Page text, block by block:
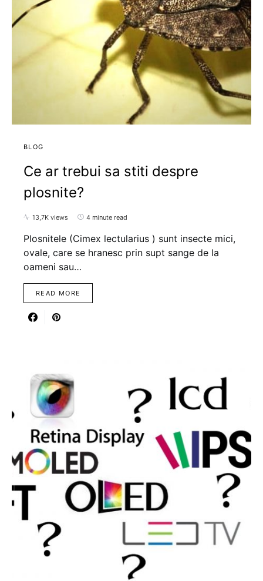
BLOG
Ce ar trebui sa stiti despre
plosnite?
13,7K views 4 minute read
Plosnitele (Cimex lectularius ) sunt insecte mici,
ovale, care se hranesc prin supt sange de la
oameni sau…
READ MORE